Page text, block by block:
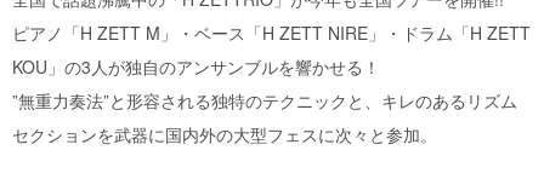
ピアノ「H ZETT M」・ベース「H ZETT NIRE」・ドラム「H ZETT
KOU」の3人が独自のアンサンブルを響かせる！
”無重力奏法”と形容される独特のテクニックと、キレのあるリズム
セクションを武器に国内外の大型フェスに次々と参加。